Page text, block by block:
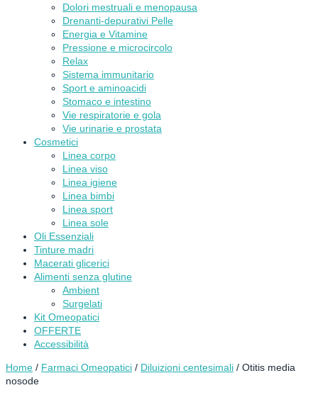
Dolori mestruali e menopausa
Drenanti-depurativi Pelle
Energia e Vitamine
Pressione e microcircolo
Relax
Sistema immunitario
Sport e aminoacidi
Stomaco e intestino
Vie respiratorie e gola
Vie urinarie e prostata
Cosmetici
Linea corpo
Linea viso
Linea igiene
Linea bimbi
Linea sport
Linea sole
Oli Essenziali
Tinture madri
Macerati glicerici
Alimenti senza glutine
Ambient
Surgelati
Kit Omeopatici
OFFERTE
Accessibilità
Home / Farmaci Omeopatici / Diluizioni centesimali / Otitis media
nosode